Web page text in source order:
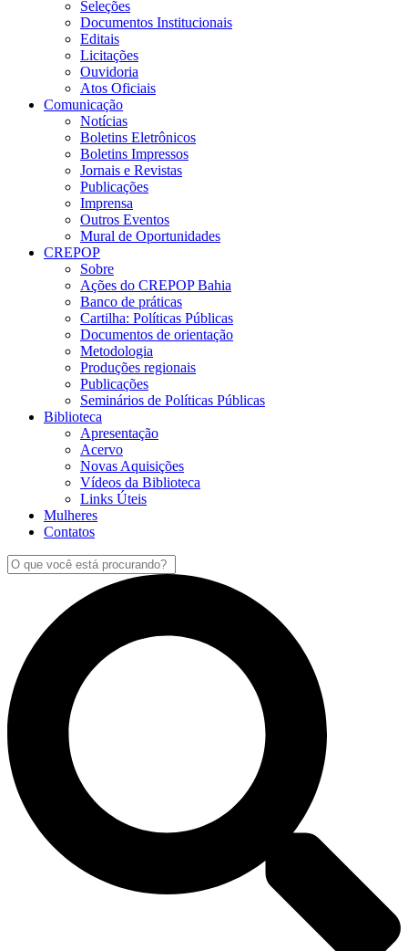
Seleções
Documentos Institucionais
Editais
Licitações
Ouvidoria
Atos Oficiais
Comunicação
Notícias
Boletins Eletrônicos
Boletins Impressos
Jornais e Revistas
Publicações
Imprensa
Outros Eventos
Mural de Oportunidades
CREPOP
Sobre
Ações do CREPOP Bahia
Banco de práticas
Cartilha: Políticas Públicas
Documentos de orientação
Metodologia
Produções regionais
Publicações
Seminários de Políticas Públicas
Biblioteca
Apresentação
Acervo
Novas Aquisições
Vídeos da Biblioteca
Links Úteis
Mulheres
Contatos